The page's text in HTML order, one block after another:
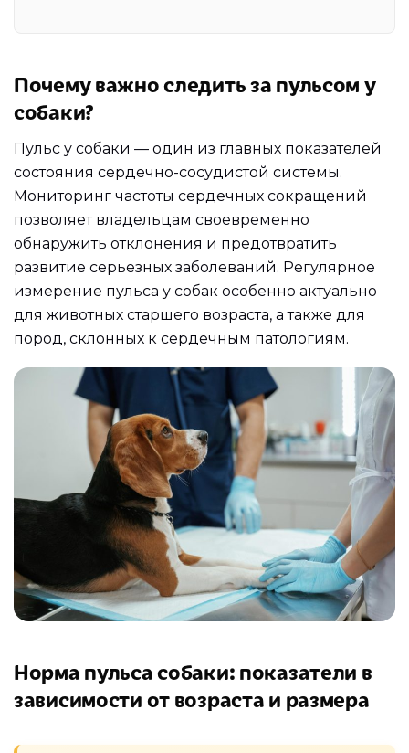
Почему важно следить за пульсом у
собаки?
Пульс у собаки — один из главных показателей
состояния сердечно-сосудистой системы.
Мониторинг частоты сердечных сокращений
позволяет владельцам своевременно
обнаружить отклонения и предотвратить
развитие серьезных заболеваний. Регулярное
измерение пульса у собак особенно актуально
для животных старшего возраста, а также для
пород, склонных к сердечным патологиям.
Норма пульса собаки: показатели в
зависимости от возраста и размера